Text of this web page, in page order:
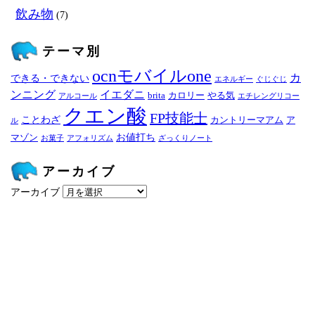
飲み物 (7)
テーマ別
できる・できない ocnモバイルone エネルギー ぐじぐじ
カ
ンニング アルコール イエダニ brita カロリー やる気 エチレングリコー
ル ことわざ クエン酸 FP技能士 カントリーマアム ア
マゾン お菓子 アフォリズム お値打ち ざっくりノート
アーカイブ
アーカイブ